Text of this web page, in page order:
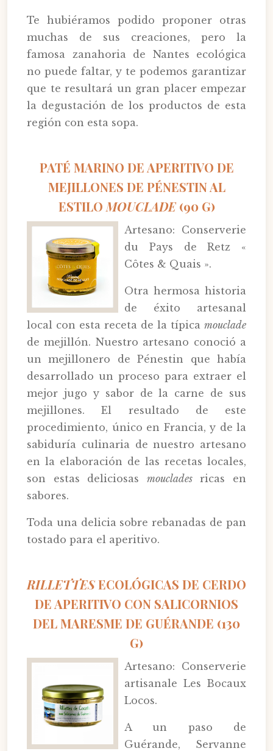
Te hubiéramos podido proponer otras
muchas de sus creaciones, pero la
famosa zanahoria de Nantes ecológica
no puede faltar, y te podemos garantizar
que te resultará un gran placer empezar
la degustación de los productos de esta
región con esta sopa.
PATÉ MARINO DE APERITIVO DE
MEJILLONES DE PÉNESTIN AL
ESTILO MOUCLADE(90 G)
Artesano: Conserverie
du Pays de Retz «
Côtes & Quais ».
Otra hermosa historia
de éxito artesanal
local con esta receta de la típica mouclade
de mejillón. Nuestro artesano conoció a
un mejillonero de Pénestin que había
desarrollado un proceso para extraer el
mejor jugo y sabor de la carne de sus
mejillones. El resultado de este
procedimiento, único en Francia, y de la
sabiduría culinaria de nuestro artesano
en la elaboración de las recetas locales,
son estas deliciosas moucladesricas en
sabores.
Toda una delicia sobre rebanadas de pan
tostado para el aperitivo.
RILLETTESECOLÓGICAS DE CERDO
DE APERITIVO CON SALICORNIOS
DEL MARESME DE GUÉRANDE (130
G)
Artesano: Conserverie
artisanale Les Bocaux
Locos.
A un paso de
Guérande, Servanne